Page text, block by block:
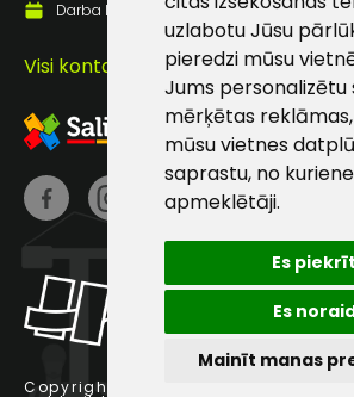
uzlabotu Jūsu
pieredzi mūsu
Jums personalizētu
mērķētas
mūsu vietnes
saprastu, no
apmeklētāji.
Es
Es
Mainīt manas
Copyright © 2025 Hards SIA.
Darba laiks: Darbadienās: 8:00 - 17:00
Visi kontakti